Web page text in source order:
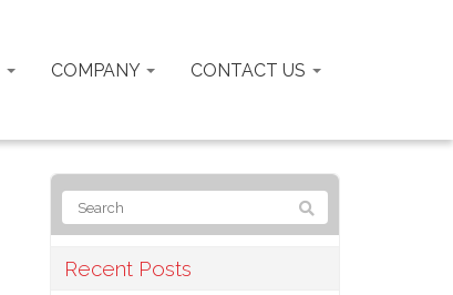
COMPANY CONTACT US
Recent Posts